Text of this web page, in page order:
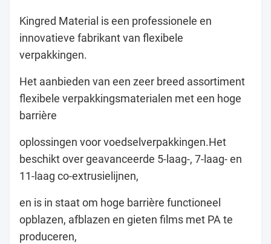
Kingred Material is een professionele en
innovatieve fabrikant van flexibele
verpakkingen.
Het aanbieden van een zeer breed assortiment
flexibele verpakkingsmaterialen met een hoge
barrière
oplossingen voor voedselverpakkingen.Het
beschikt over geavanceerde 5-laag-, 7-laag- en
11-laag co-extrusielijnen,
en is in staat om hoge barrière functioneel
opblazen, afblazen en gieten films met PA te
produceren,